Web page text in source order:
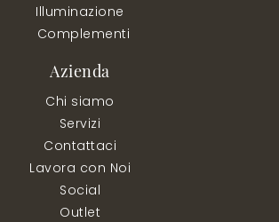
Illuminazione
Complementi
Azienda
Chi siamo
Servizi
Contattaci
Lavora con Noi
Social
Outlet